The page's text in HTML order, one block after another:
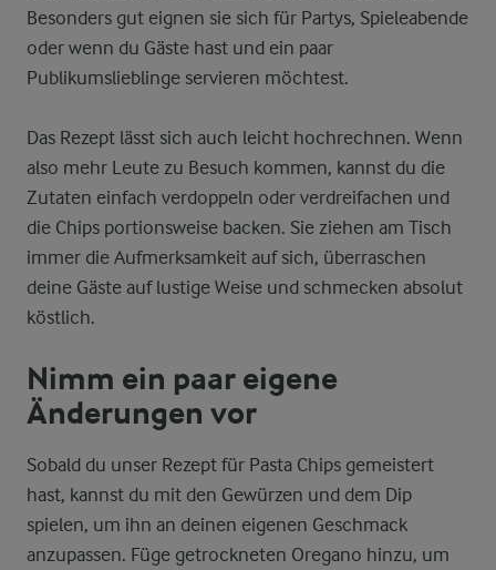
Besonders gut eignen sie sich für Partys, Spieleabende
oder wenn du Gäste hast und ein paar
Publikumslieblinge servieren möchtest.
Das Rezept lässt sich auch leicht hochrechnen. Wenn
also mehr Leute zu Besuch kommen, kannst du die
Zutaten einfach verdoppeln oder verdreifachen und
die Chips portionsweise backen. Sie ziehen am Tisch
immer die Aufmerksamkeit auf sich, überraschen
deine Gäste auf lustige Weise und schmecken absolut
köstlich.
Nimm ein paar eigene
Änderungen vor
Sobald du unser Rezept für Pasta Chips gemeistert
hast, kannst du mit den Gewürzen und dem Dip
spielen, um ihn an deinen eigenen Geschmack
anzupassen. Füge getrockneten Oregano hinzu, um